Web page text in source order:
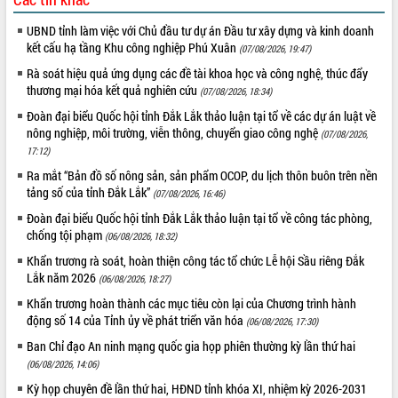
Hội thảo khoa học “Giải pháp thúc đẩy
phát triển nền kinh tế xanh tại tỉnh
Đắk Lắk”
Tăng cường giám sát, đôn đốc thực
hiện nhiệm vụ quản lý tài sản công
hàng tuần
Tháo gỡ những vướng mắc, đẩy mạnh
công tác cải cách thủ tục hành chính
tại Trung tâm Phục vụ hành chính
công tỉnh
Đắk Lắk: Tôn vinh 46 giải pháp tại Hội
thi Sáng tạo Kỹ thuật 2024 - 2025
Đắk Lắk rà soát, điều chỉnh Đề án 190
về phát triển nuôi trồng thủy sản
Phó Chủ tịch UBND tỉnh Đắk Lắk
Trương Công Thái kiểm tra thực địa
Dự án cao tốc Khánh Hòa - Buôn Ma
Thuột
Định vị cà phê Việt Nam như một “di
sản sống” trong dòng chảy toàn cầu
UBND tỉnh làm việc với Chủ đầu tư dự án Đầu tư xây dựng và kinh doanh
kết cấu hạ tầng Khu công nghiệp Phú Xuân (07/08/2026, 19:47)
Rà soát hiệu quả ứng dụng các đề tài khoa học và công nghệ, thúc đẩy
thương mại hóa kết quả nghiên cứu (07/08/2026, 18:34)
Đoàn đại biểu Quốc hội tỉnh Đắk Lắk thảo luận tại tổ về các dự án luật về
nông nghiệp, môi trường, viễn thông, chuyển giao công nghệ (07/08/2026,
17:12)
Ra mắt “Bản đồ số nông sản, sản phẩm OCOP, du lịch thôn buôn trên nền
tảng số của tỉnh Đắk Lắk” (07/08/2026, 16:46)
Đoàn đại biểu Quốc hội tỉnh Đắk Lắk thảo luận tại tổ về công tác phòng,
chống tội phạm (06/08/2026, 18:32)
Khẩn trương rà soát, hoàn thiện công tác tổ chức Lễ hội Sầu riêng Đắk
Lắk năm 2026 (06/08/2026, 18:27)
Khẩn trương hoàn thành các mục tiêu còn lại của Chương trình hành
động số 14 của Tỉnh ủy về phát triển văn hóa (06/08/2026, 17:30)
Ban Chỉ đạo An ninh mạng quốc gia họp phiên thường kỳ lần thứ hai
(06/08/2026, 14:06)
Kỳ họp chuyên đề lần thứ hai, HĐND tỉnh khóa XI, nhiệm kỳ 2026-2031